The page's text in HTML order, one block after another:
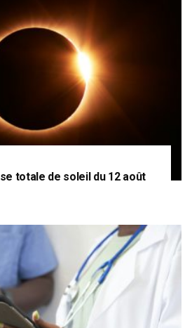
totale de soleil du 12 août